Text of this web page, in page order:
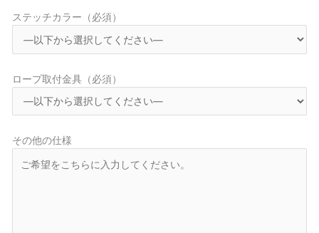
ステッチカラー（必須）
ロープ取付金具（必須）
その他の仕様